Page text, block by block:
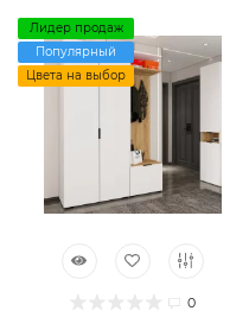
Лидер продаж
Популярный
Цвета на выбор
0